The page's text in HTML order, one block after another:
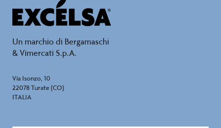
Un marchio di Bergamaschi
& Vimercati S.p.A.
Via Isonzo, 10
22078 Turate (CO)
ITALIA